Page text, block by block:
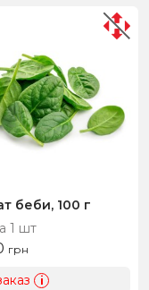
беби, 100 г
1 шт
грн
i